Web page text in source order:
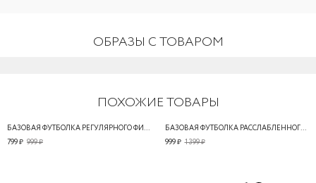
ОБРАЗЫ С ТОВАРОМ
ПОХОЖИЕ ТОВАРЫ
БАЗОВАЯ ФУТБОЛКА РЕГУЛЯРНОГО ФИТА
999 ₽
799 ₽
БАЗОВАЯ ФУТБОЛКА РАССЛАБЛЕННОГО ФИТА
1 399 ₽
999 ₽